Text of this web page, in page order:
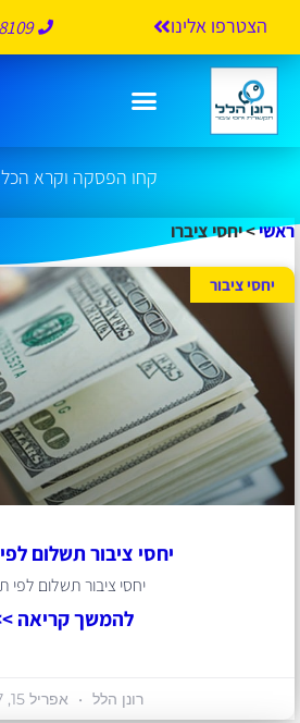
הצטרפו אלינו
קחו הפסקה וקרא
ראשי>יחסי ציברו
יחסי ציבור
יחסי ציבור תשלום
יחסי ציבור תשלום לפי
להמשך קריאה
רונן הלל אפריל 15, 2017